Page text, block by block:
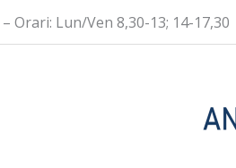
– Orari: Lun/Ven 8,30-13; 14-17,30